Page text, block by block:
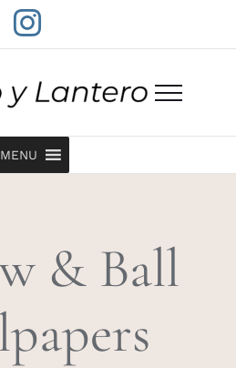
Instagram
MENU
& Ball